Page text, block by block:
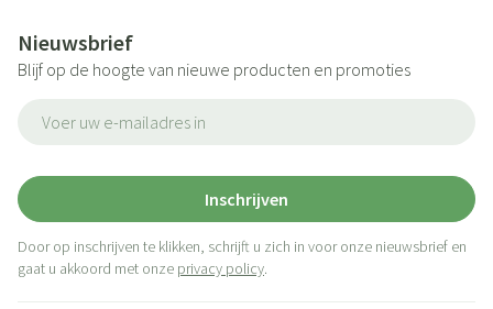
Nieuwsbrief
Blijf op de hoogte van nieuwe producten en promoties
Inschrijven
Door op inschrijven te klikken, schrijft u zich in voor onze nieuwsbrief en
gaat u akkoord met onze privacy policy.